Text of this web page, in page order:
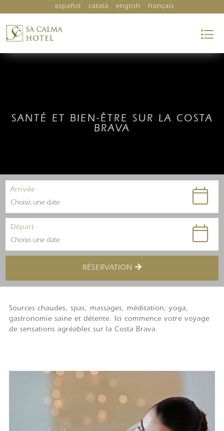
español català english français
Arrivée
Départ
RÉSERVATION
SANTÉ ET BIEN-ÊTRE SUR LA COSTA
BRAVA
Sources chaudes, spas, massages, méditation, yoga,
gastronomie saine et détente. Ici commence votre voyage
de sensations agréables sur la Costa Brava.